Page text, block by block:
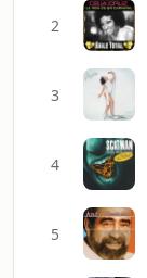
2
3
4
5